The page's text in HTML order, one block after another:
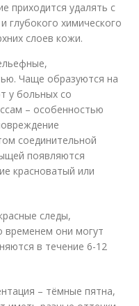
приходится удалять с
глубокого химического
слоев кожи.
Чаще образуются на
у больных со
– особенностью
соединительной
появляются
красноватый или
следы,
временем они могут
в течение 6-12
– тёмные пятна,